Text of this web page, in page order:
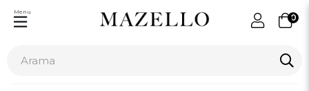
0
Menu